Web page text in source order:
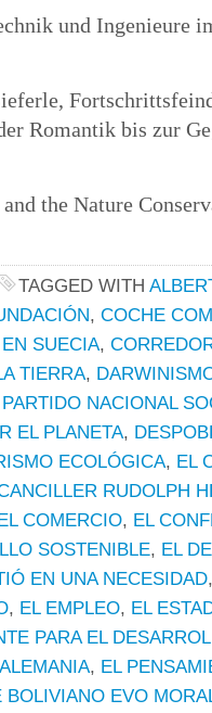
und Ingenieure
Romantik bis zur
the Nature
TAGGED WITH
, COCHE
SUECIA,
TIERRA,
NACIONAL
EL PLANETA,
ECOLÓGICA, EL
RUDOLPH
COMERCIO, EL
SOSTENIBLE, EL
EN UNA NECESIDAD
, EL EMPLEO, EL
PARA EL
, EL
BOLIVIANO EVO